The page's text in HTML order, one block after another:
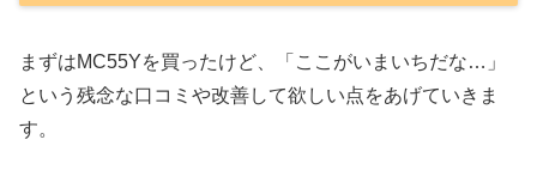
まずはMC55Yを買ったけど、「ここがいまいちだな…」
という残念な口コミや改善して欲しい点をあげていきま
す。